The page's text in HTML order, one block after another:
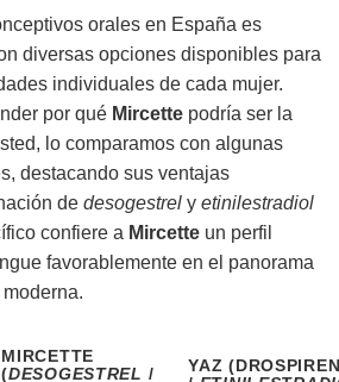
orales en España es
diversas opciones disponibles para
individuales de cada mujer.
por qué Mircette podría ser la
lo comparamos con algunas
destacando sus ventajas
de desogestrel y etinilestradiol
confiere a Mircette un perfil
favorablemente en el panorama
MIRCETTE
(DESOGESTREL /
YAZ